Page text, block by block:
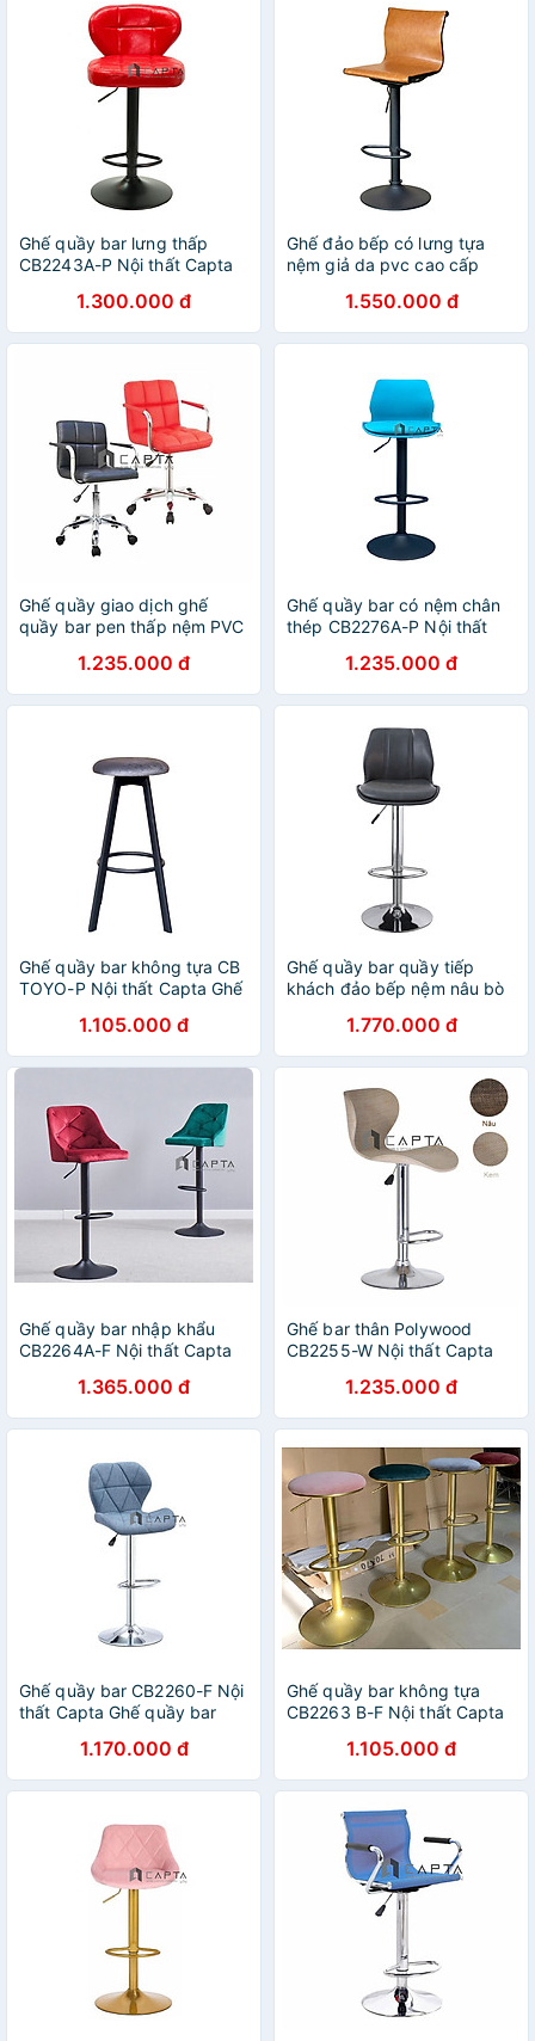
Ghế quầy bar lưng thấp
CB2243A-P Nội thất Capta
giảm màu đen tại hcm
1.300.000 đ
Ghế đảo bếp có lưng tựa
nệm giả da pvc cao cấp
CB2308A-P1.550.000 đ
Ghế quầy giao dịch ghế
quầy bar pen thấp nệm PVC
CB2214-2P Nội thất Capta
1.235.000 đ
Ghế quầy bar có nệm chân
thép CB2276A-P Nội thất
nhựa nệm giả da pvc êm ái
chân thép mạ tăng giảm
hcm
1.235.000 đ
Ghế quầy bar không tựa CB
TOYO-P Nội thất Capta Ghế
sắt cố định1.105.000 đ
Ghế quầy bar quầy tiếp
khách đảo bếp nệm nâu bò
Ghế quầy đảo bếp có tựa
lưng cao tựa nệm PVC nâu
xám chân ghế tăng giảm
thép mạ chrome bóng hcm
1.770.000 đ
Ghế quầy bar nhập khẩu
CB2264A-F Nội thất Capta
nệm bọc vải nhung
1.365.000 đ
Ghế bar thân Polywood
CB2255-W Nội thất Capta
nâu thân Polywood bọc lưới
chân mâm Pen cao thép mạ
chrome hcm
1.235.000 đ
Ghế quầy bar CB2260-F Nội
thất Capta Ghế quầy bar
khách có lưng tựa nệm vải
bố hiện đại nhập khẩu chân
thép mạ chrome tăng giảm
1.170.000 đ
Ghế quầy bar không tựa
CB2263 B-F Nội thất Capta
nhung chân thép sơn vàng
gold
1.105.000 đ